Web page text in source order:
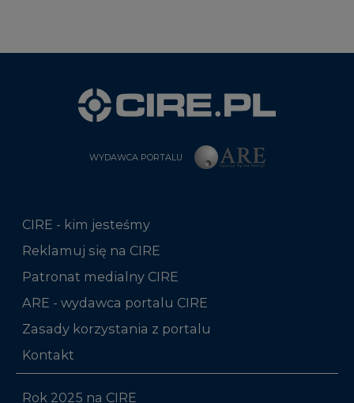
WYDAWCA PORTALU
CIRE - kim jesteśmy
Rok 2025 na CIRE
Rok 2024 na CIRE